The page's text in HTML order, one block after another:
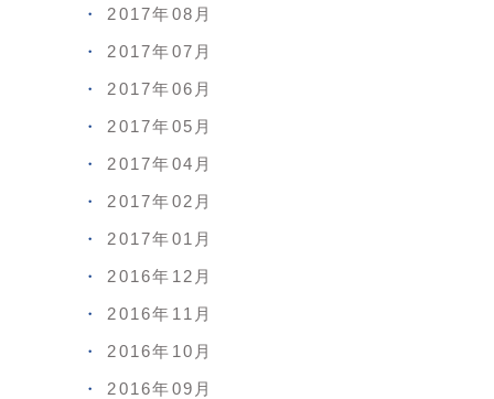
2017年08月
2017年07月
2017年06月
2017年05月
2017年04月
2017年02月
2017年01月
2016年12月
2016年11月
2016年10月
2016年09月